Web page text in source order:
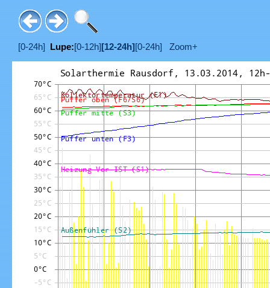
[0-24h] Lupe:[0-12h] [12-24h] [0-24h] Zoom+